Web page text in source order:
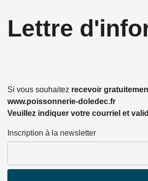
Lettre
Si vous souhaitez recevoir
www.poissonnerie-doledec.fr
Veuillez indiquer votre courriel et
Inscription à la newsletter